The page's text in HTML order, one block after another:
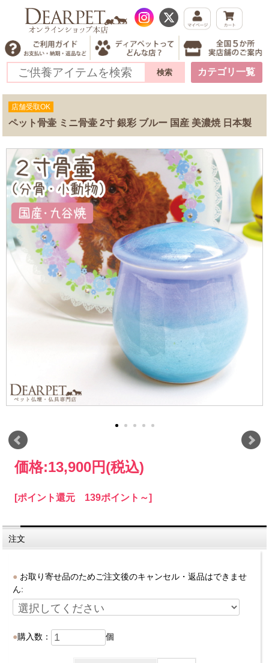
カテゴリ一覧
店舗受取OK
ペット骨壷 ミニ骨壷 2寸 銀彩 ブルー 国産 美濃焼 日本製
価格:13,900円(税込)
[ポイント還元 139ポイント～]
注文
お取り寄せ品のためご注文後のキャンセル・返品はできませ
ん:
購入数： 個